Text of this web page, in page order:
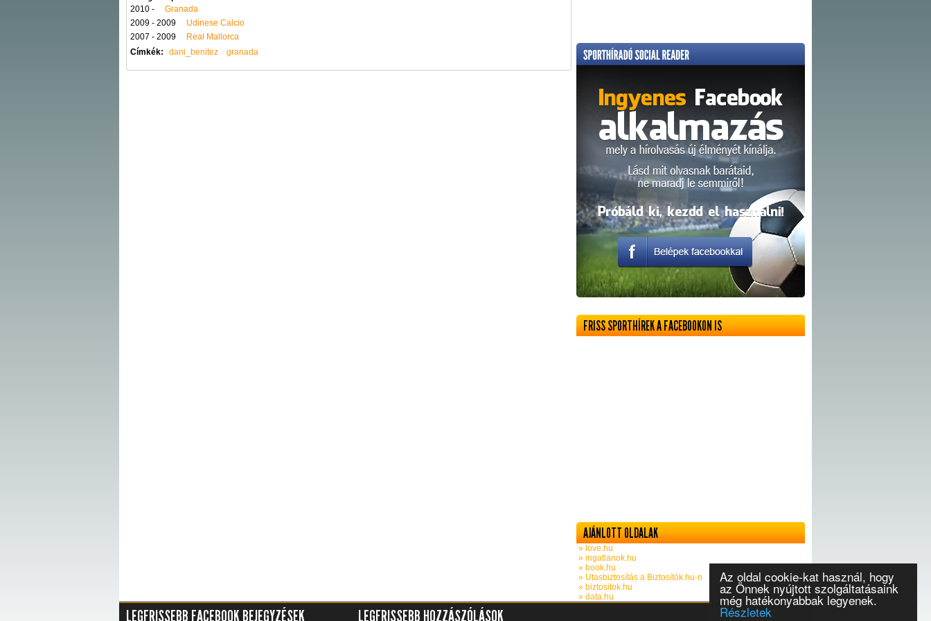
Az oldal cookie-kat használ, hogy
az Önnek nyújtott szolgáltatásaink
még hatékonyabbak legyenek.
Részletek
2010 -
Granada
2009 - 2009
Udinese Calcio
2007 - 2009
Real Mallorca
Címkék:
dani_benitez granada
FRISS SPORTHÍREK A FACEBOOKON IS
AJÁNLOTT OLDALAK
» love.hu
» ingatlanok.hu
» book.hu
» Utasbiztosítás a Biztosítók.hu-n
» biztositok.hu
» data.hu
LEGFRISSEBB FACEBOOK BEJEGYZÉSEK LEGFRISSEBB HOZZÁSZÓLÁSOK